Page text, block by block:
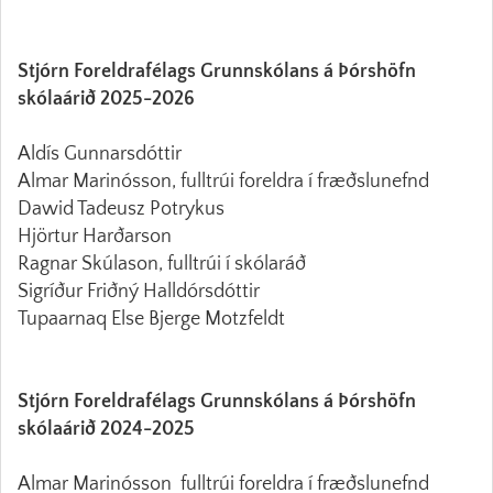
Stjórn Foreldrafélags Grunnskólans á Þórshöfn
skólaárið 2025-2026
Aldís Gunnarsdóttir
Almar Marinósson, fulltrúi foreldra í fræðslunefnd
Dawid Tadeusz Potrykus
Hjörtur Harðarson
Ragnar Skúlason, fulltrúi í skólaráð
Sigríður Friðný Halldórsdóttir
Tupaarnaq Else Bjerge Motzfeldt
Stjórn Foreldrafélags Grunnskólans á Þórshöfn
skólaárið 2024-2025
Almar Marinósson fulltrúi foreldra í fræðslunefnd